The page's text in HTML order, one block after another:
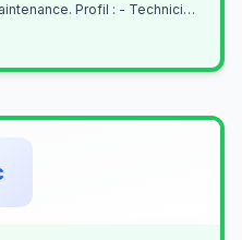
: - Technicien